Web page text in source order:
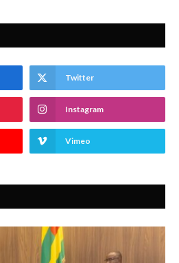
Twitter
Instagram
Vimeo